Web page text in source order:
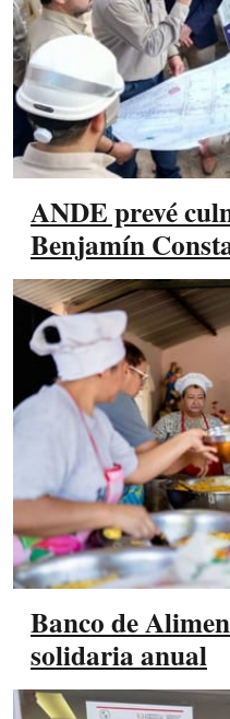
ANDE prevé
Benjamín
Banco de
solidaria anual